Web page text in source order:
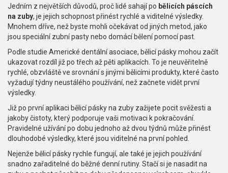
Jedním z největších důvodů, proč lidé sahají po bělicích páscích
na zuby, je jejich schopnost přinést rychlé a viditelné výsledky.
Mnohem dříve, než byste mohli očekávat od jiných metod, jako
jsou speciální zubní pasty nebo domácí bělení pomocí past.
Podle studie Americké dentální asociace, bělicí pásky mohou začít
ukazovat rozdíl již po třech až pěti aplikacích. To je neuvěřitelně
rychlé, obzvláště ve srovnání s jinými bělicími produkty, které často
vyžadují týdny neustálého používání, než začnete vidět první
výsledky.
Již po první aplikaci bělicí pásky na zuby zažijete pocit svěžesti a
jakoby čistoty, který podporuje vaši motivaci k pokračování.
Pravidelné užívání po dobu jednoho až dvou týdnů může přinést
dlouhodobé výsledky, které jsou viditelné na první pohled.
Nejenže bělicí pásky rychle fungují, ale také je jejich používání
snadno zařaditelné do běžné denní rutiny. Stačí si je nasadit na